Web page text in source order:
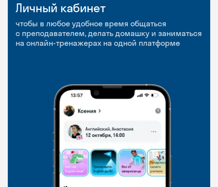
Личный кабинет
чтобы в любое удобное время общаться
с преподавателем, делать домашку и заниматься
на онлайн-тренажерах на одной платформе
Мобильное
приложение
чтобы заниматься и изучать новые слова где
и когда удобно
Разговорные клубы
и Talks
Групповые занятия для разговорной практики
и индивидуальные встречи с преподавателями